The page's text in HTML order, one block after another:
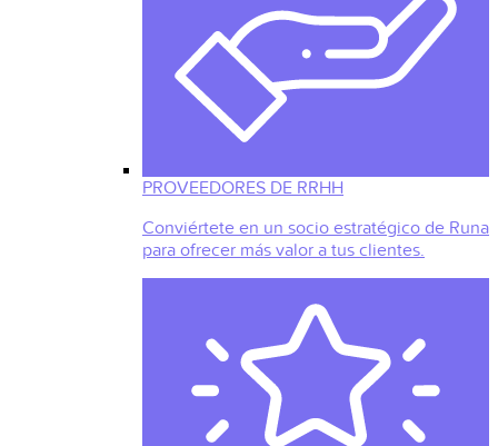
PROVEEDORES DE RRHH
Conviértete en un socio estratégico de Runa
para ofrecer más valor a tus clientes.